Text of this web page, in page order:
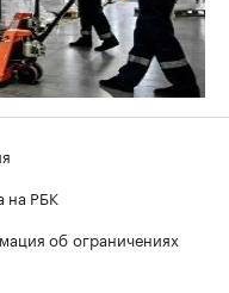
на РБК
об ограничениях